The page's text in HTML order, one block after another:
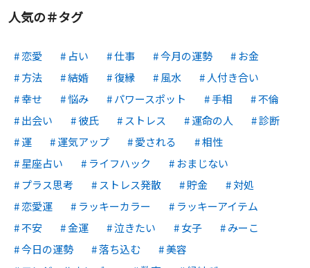
人気の＃タグ
恋愛 占い 仕事 今月の運勢
お金
方法
結婚 復縁 風水
人付き合い
幸せ
悩み パワースポット 手相
不倫
出会い
彼氏 ストレス 運命の人
診断
運
運気アップ 愛される
相性
星座占い
ライフハック
おまじない
プラス思考
ストレス発散 貯金
対処
恋愛運
ラッキーカラー
ラッキーアイテム
不安
金運 泣きたい 女子
みーこ
今日の運勢
落ち込む
美容